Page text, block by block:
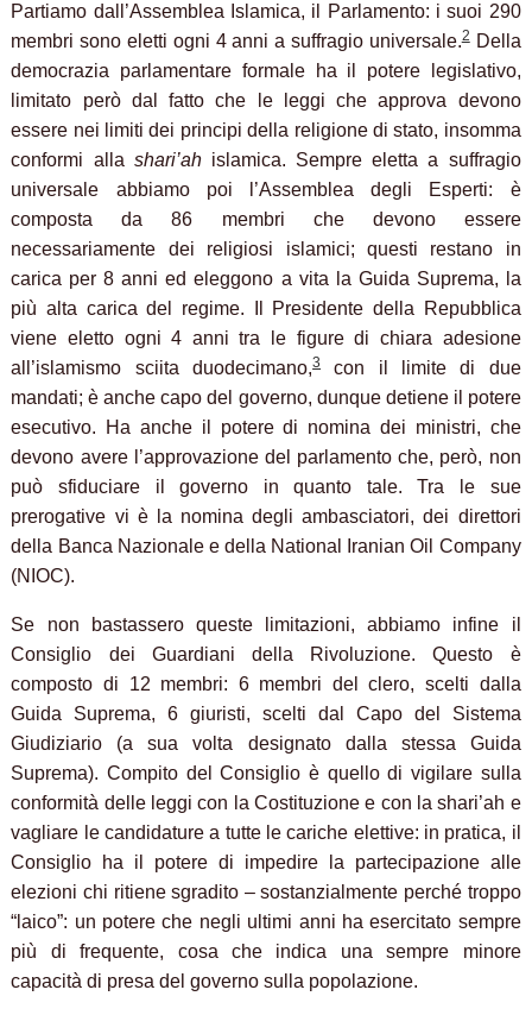
Partiamo dall’Assemblea Islamica, il Parlamento: i suoi 290
membri sono eletti ogni 4 anni a suffragio universale.2Della
democrazia parlamentare formale ha il potere legislativo,
limitato però dal fatto che le leggi che approva devono
essere nei limiti dei principi della religione di stato, insomma
conformi alla shari’ahislamica. Sempre eletta a suffragio
universale abbiamo poi l’Assemblea degli Esperti: è
composta da 86 membri che devono essere
necessariamente dei religiosi islamici; questi restano in
carica per 8 anni ed eleggono a vita la Guida Suprema, la
più alta carica del regime. Il Presidente della Repubblica
viene eletto ogni 4 anni tra le figure di chiara adesione
all’islamismo sciita duodecimano,3
con il limite di due
mandati; è anche capo del governo, dunque detiene il potere
esecutivo. Ha anche il potere di nomina dei ministri, che
devono avere l’approvazione del parlamento che, però, non
può sfiduciare il governo in quanto tale. Tra le sue
prerogative vi è la nomina degli ambasciatori, dei direttori
della Banca Nazionale e della National Iranian Oil Company
(NIOC).
Se non bastassero queste limitazioni, abbiamo infine il
Consiglio dei Guardiani della Rivoluzione. Questo è
composto di 12 membri: 6 membri del clero, scelti dalla
Guida Suprema, 6 giuristi, scelti dal Capo del Sistema
Giudiziario (a sua volta designato dalla stessa Guida
Suprema). Compito del Consiglio è quello di vigilare sulla
conformità delle leggi con la Costituzione e con la shari’ah e
vagliare le candidature a tutte le cariche elettive: in pratica, il
Consiglio ha il potere di impedire la partecipazione alle
elezioni chi ritiene sgradito – sostanzialmente perché troppo
“laico”: un potere che negli ultimi anni ha esercitato sempre
più di frequente, cosa che indica una sempre minore
capacità di presa del governo sulla popolazione.